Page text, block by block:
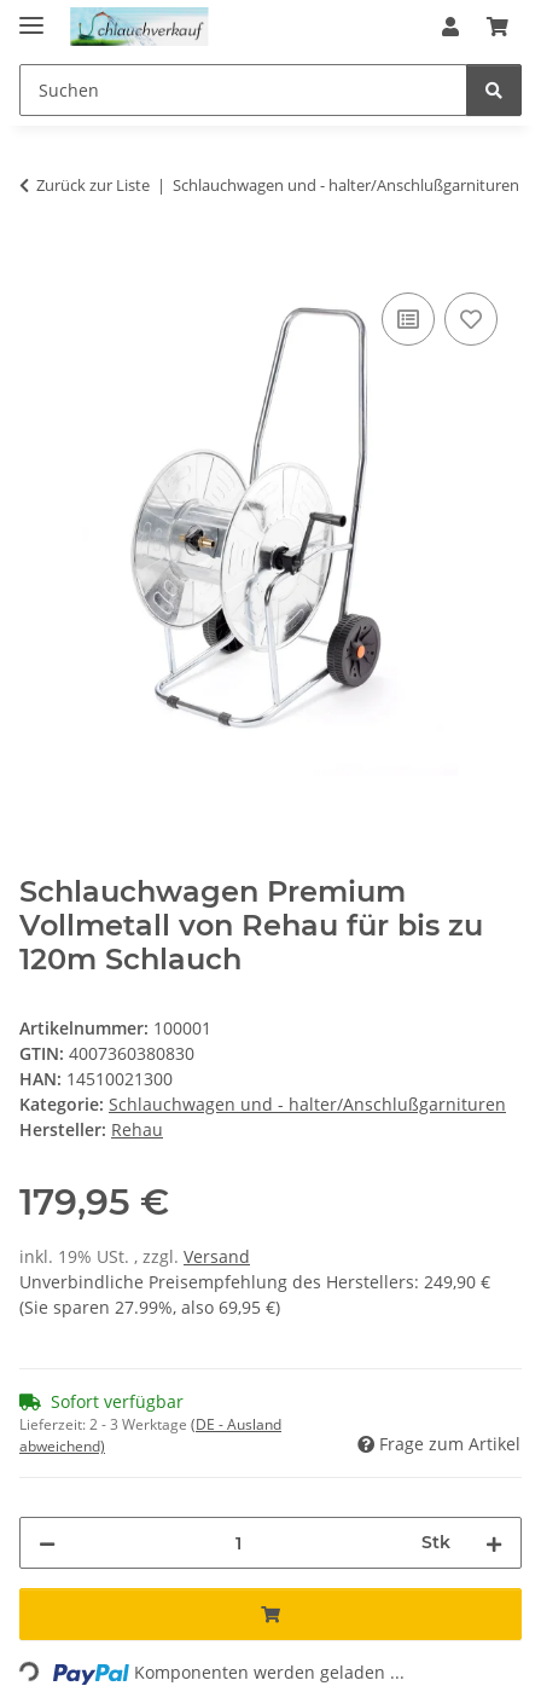
Zurück zur Liste Schlauchwagen und - halter/Anschlußgarnituren
Schlauchwagen Premium
Vollmetall von Rehau für bis zu
120m Schlauch
Artikelnummer: 100001
GTIN: 4007360380830
HAN: 14510021300
Kategorie: Schlauchwagen und - halter/Anschlußgarnituren
Hersteller: Rehau
179,95 €
inkl. 19% USt. , zzgl. Versand
Unverbindliche Preisempfehlung des Herstellers: 249,90 €
(Sie sparen 27.99%, also 69,95 €)
Sofort verfügbar
Lieferzeit:2 - 3 Werktage (DE - Ausland
abweichend)
Frage zum Artikel
Stk
Loading... Komponenten werden geladen ...